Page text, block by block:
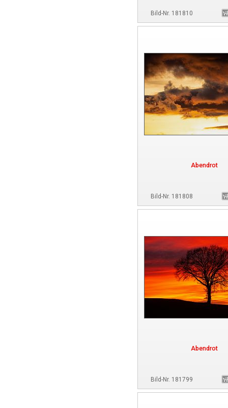
Bild-Nr. 181810
Abendrot
Bild-Nr. 181808
Abendrot
Bild-Nr. 181799